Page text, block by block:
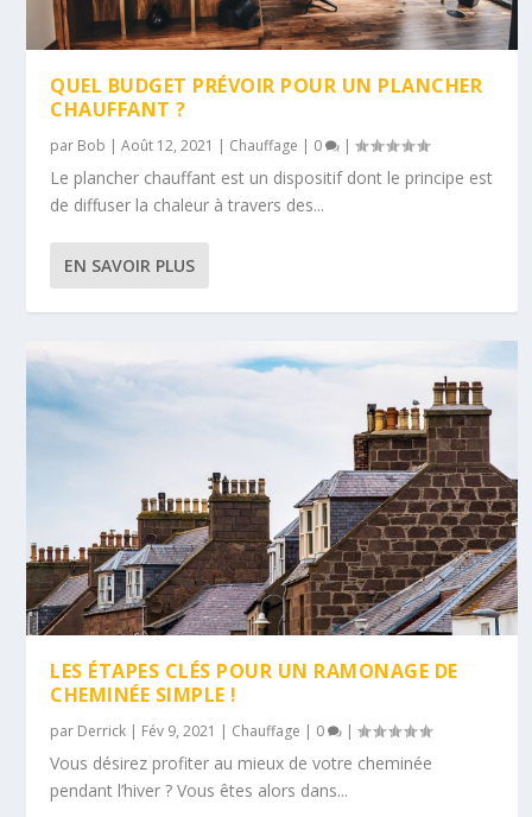
QUEL BUDGET PRÉVOIR POUR UN PLANCHER
CHAUFFANT ?
par Bob |Août 12, 2021 | Chauffage | 0 |
Le plancher chauffant est un dispositif dont le principe est
de diffuser la chaleur à travers des...
EN SAVOIR PLUS
LES ÉTAPES CLÉS POUR UN RAMONAGE DE
CHEMINÉE SIMPLE !
par Derrick | Fév 9, 2021 | Chauffage | 0 |
Vous désirez profiter au mieux de votre cheminée
pendant l’hiver ? Vous êtes alors dans...